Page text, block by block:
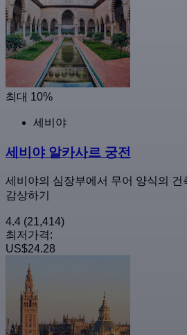
최대 10%
세비야
세비야 알카사르 궁전
세비야의 심장부에서 무어 양식의 건
감상하기
4.4 (21,414)
최저가격:
US$24.28